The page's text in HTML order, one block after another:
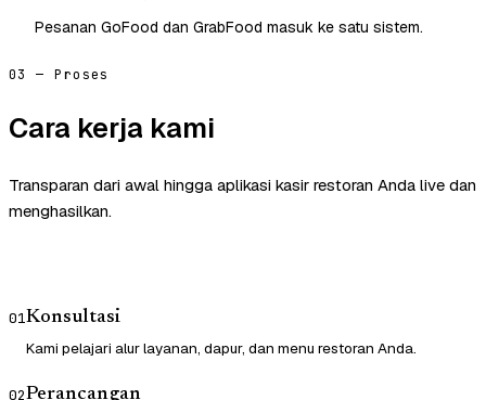
Pesanan GoFood dan GrabFood masuk ke satu sistem.
03 — Proses
Cara kerja kami
Transparan dari awal hingga aplikasi kasir restoran Anda live dan
menghasilkan.
01Konsultasi
Kami pelajari alur layanan, dapur, dan menu restoran Anda.
02Perancangan